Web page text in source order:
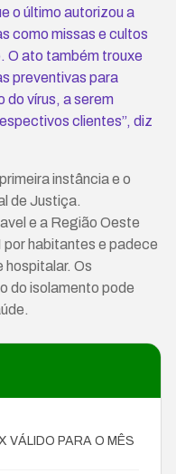
o último autorizou a
como missas e cultos
O ato também trouxe
preventivas para
do vírus, a serem
clientes”, diz
instância e o
de Justiça.
e a Região Oeste
por habitantes e padece
hospitalar. Os
do isolamento pode
VÁLIDO PARA O MÊS